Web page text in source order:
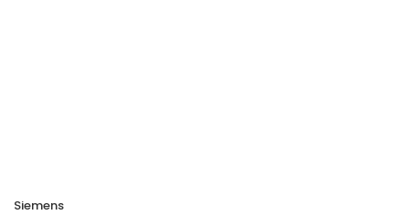
Siemens